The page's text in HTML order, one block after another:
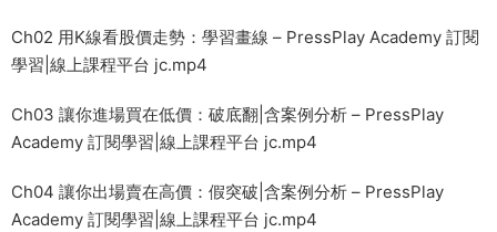
Ch02 用K線看股價走勢：學習畫線 – PressPlay Academy 訂閱
學習|線上課程平台 jc.mp4
Ch03 讓你進場買在低價：破底翻|含案例分析 – PressPlay
Academy 訂閱學習|線上課程平台 jc.mp4
Ch04 讓你出場賣在高價：假突破|含案例分析 – PressPlay
Academy 訂閱學習|線上課程平台 jc.mp4